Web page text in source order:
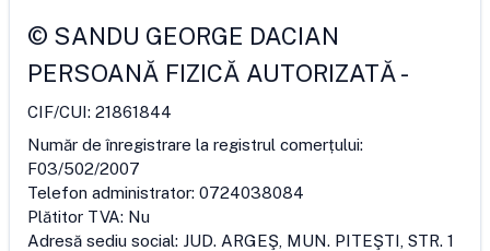
© SANDU GEORGE DACIAN
PERSOANĂ FIZICĂ AUTORIZATĂ-
CIF/CUI: 21861844
Număr de înregistrare la registrul comerțului:
F03/502/2007
Telefon administrator: 0724038084
Plătitor TVA: Nu
Adresă sediu social: JUD. ARGEŞ, MUN. PITEŞTI, STR. 1